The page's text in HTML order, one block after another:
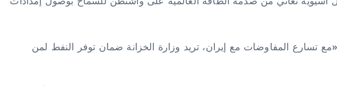
تسارع المفاوضات مع إيران، تريد وزارة الخزانة ضمان توفر النفط لمن